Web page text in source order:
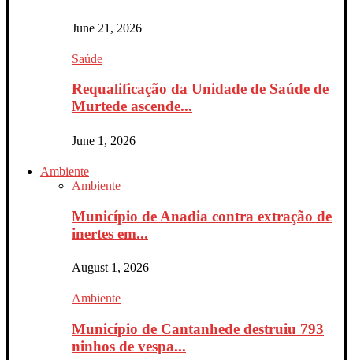
June 21, 2026
Saúde
Requalificação da Unidade de Saúde de
Murtede ascende...
June 1, 2026
Ambiente
Ambiente
Município de Anadia contra extração de
inertes em...
August 1, 2026
Ambiente
Município de Cantanhede destruiu 793
ninhos de vespa...